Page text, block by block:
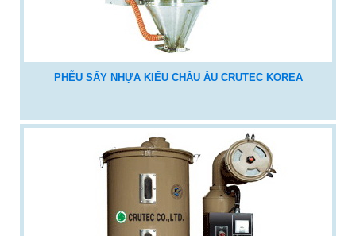
PHỄU SẤY NHỰA KIỂU CHÂU ÂU CRUTEC KOREA